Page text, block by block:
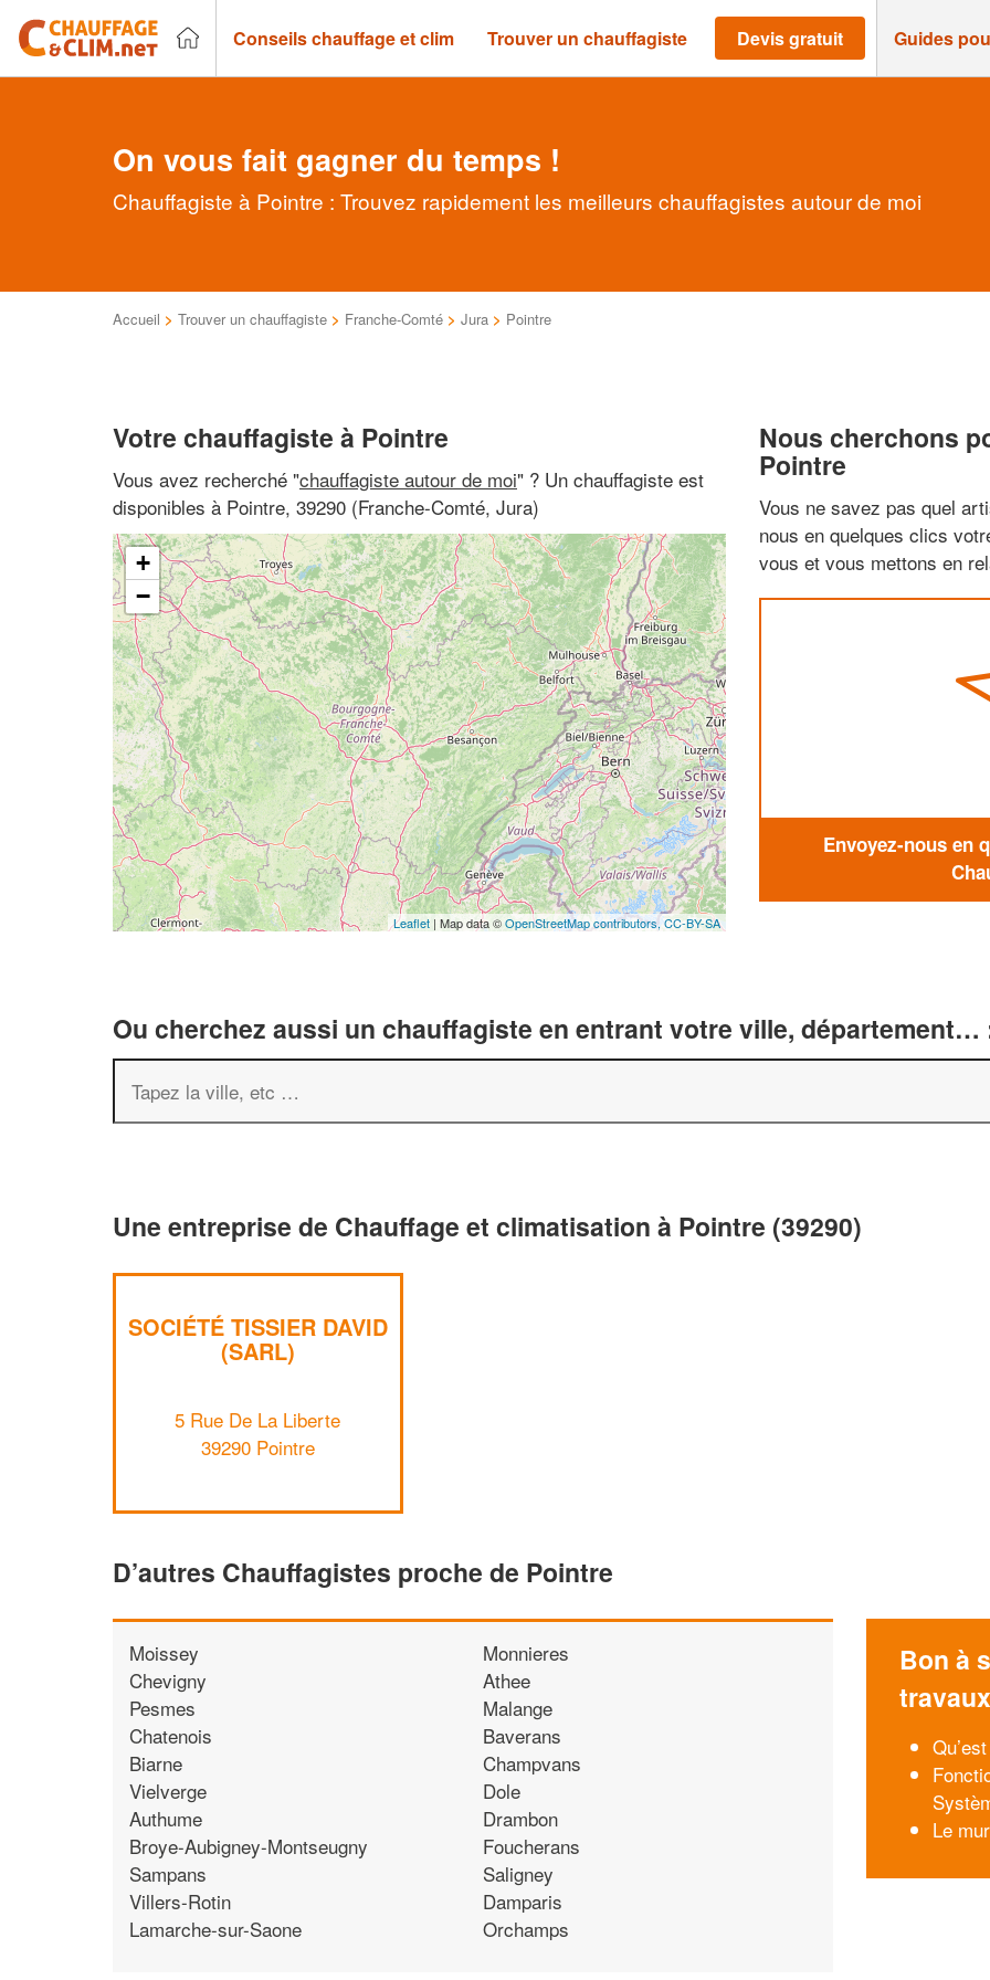
Conseils chauffage et clim Trouver un chauffagiste Devis gratuit Guides
On vous fait gagner du temps !
Chauffagiste à Pointre : Trouvez rapidement les meilleurs chauffagistes autour de moi
Accueil > Trouver un chauffagiste > Franche-Comté > Jura > Pointre
Votre chauffagiste à Pointre
Vous avez recherché "chauffagiste autour de moi" ? Un chauffagiste est
disponibles à Pointre, 39290 (Franche-Comté, Jura)
+
−
Leaflet | Map data ©OpenStreetMap contributors,CC-BY-SA
Nous cherchons
Pointre
Vous ne savez pas quel
nous en quelques clics
vous et vous mettons en
Envoyez-nous en
Ou cherchez aussi un chauffagiste en entrant votre ville, département…
Une entreprise de Chauffage et climatisation à Pointre (39290)
SOCIÉTÉ TISSIER DAVID
(SARL)
5 Rue De La Liberte
39290 Pointre
D’autres Chauffagistes proche de Pointre
Moissey
Chevigny
Pesmes
Chatenois
Biarne
Vielverge
Authume
Broye-Aubigney-Montseugny
Sampans
Villers-Rotin
Lamarche-sur-Saone
Monnieres
Athee
Malange
Baverans
Champvans
Dole
Drambon
Foucherans
Saligney
Damparis
Orchamps
Bon à
travaux
Le